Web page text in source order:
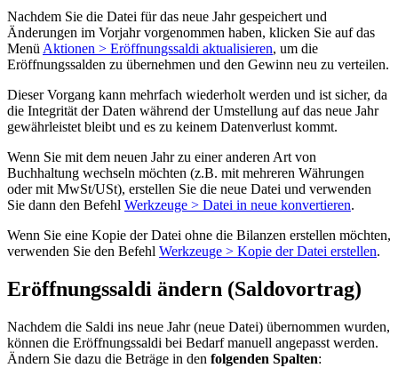
Nachdem Sie die Datei für das neue Jahr gespeichert und
Änderungen im Vorjahr vorgenommen haben, klicken Sie auf das
Menü Aktionen > Eröffnungssaldi aktualisieren, um die
Eröffnungssalden zu übernehmen und den Gewinn neu zu verteilen.
Dieser Vorgang kann mehrfach wiederholt werden und ist sicher, da
die Integrität der Daten während der Umstellung auf das neue Jahr
gewährleistet bleibt und es zu keinem Datenverlust kommt.
Wenn Sie mit dem neuen Jahr zu einer anderen Art von
Buchhaltung wechseln möchten (z.B. mit mehreren Währungen
oder mit MwSt/USt), erstellen Sie die neue Datei und verwenden
Sie dann den Befehl Werkzeuge > Datei in neue konvertieren.
Wenn Sie eine Kopie der Datei ohne die Bilanzen erstellen möchten,
verwenden Sie den Befehl Werkzeuge > Kopie der Datei erstellen.
Eröffnungssaldi ändern (Saldovortrag)
Nachdem die Saldi ins neue Jahr (neue Datei) übernommen wurden,
können die Eröffnungssaldi bei Bedarf manuell angepasst werden.
Ändern Sie dazu die Beträge in den folgenden Spalten: